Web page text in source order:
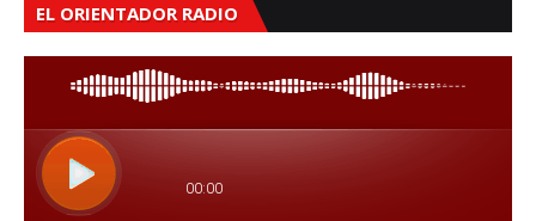
EL ORIENTADOR RADIO